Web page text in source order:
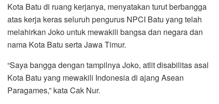
Kota Batu di ruang kerjanya, menyatakan turut berbangga
atas kerja keras seluruh pengurus NPCI Batu yang telah
melahirkan Joko untuk mewakili bangsa dan negara dan
nama Kota Batu serta Jawa Timur.
“Saya bangga dengan tampilnya Joko, atlit disabilitas asal
Kota Batu yang mewakili Indonesia di ajang Asean
Paragames,” kata Cak Nur.